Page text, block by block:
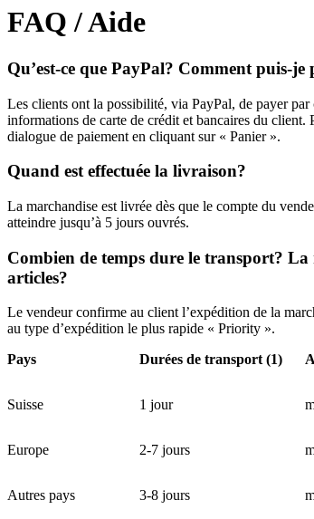
FAQ / Aide
Qu’est-ce que PayPal? Comment puis-je
Les clients ont la possibilité, via PayPal, de payer
informations de carte de crédit et bancaires du
dialogue de paiement en cliquant sur « Panier ».
Quand est effectuée la livraison?
La marchandise est livrée dès que le compte du
atteindre jusqu’à 5 jours ouvrés.
Combien de temps dure le transport? La
articles?
Le vendeur confirme au client l’expédition de la
au type d’expédition le plus rapide « Priority ».
Pays
Durées de transport(1)
Suisse
1 jour
Europe 2-7 jours
Autres pays 3-8 jours